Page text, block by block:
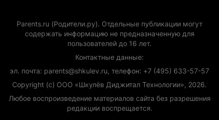
Parents.ru (Родители.ру). Отдельные публикации могут
содержать информацию не предназначенную для
пользователей до 16 лет.
Контактные данные:
эл. почта: parents@shkulev.ru, телефон: +7 (495) 633-57-57
Copyright (с) ООО «Шкулёв Диджитал Технологии», 2026.
Любое воспроизведение материалов сайта без разрешения
редакции воспрещается.